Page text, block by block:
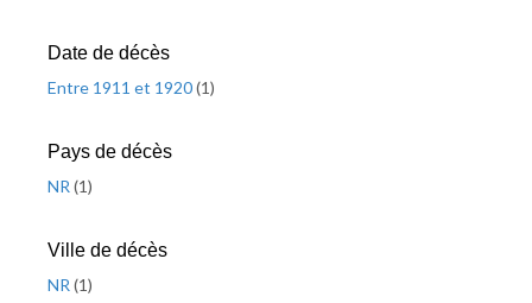
Date de décès
Entre 1911 et 1920(1)
Pays de décès
NR (1)
Ville de décès
NR (1)